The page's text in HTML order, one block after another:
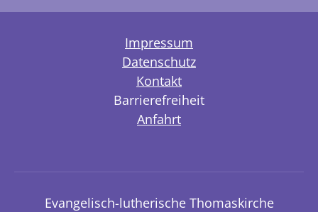
Impressum
Datenschutz
Kontakt
Barrierefreiheit
Anfahrt
Evangelisch-lutherische Thomaskirche